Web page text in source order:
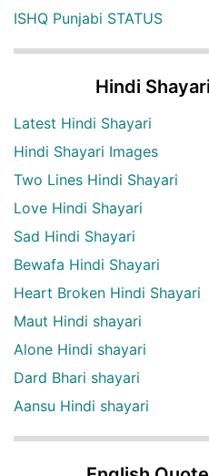
ISHQ Punjabi STATUS
Hindi
Latest Hindi Shayari
Hindi Shayari Images
Two Lines Hindi Shayari
Love Hindi Shayari
Sad Hindi Shayari
Bewafa Hindi Shayari
Heart Broken Hindi Shayari
Maut Hindi shayari
Alone Hindi shayari
Dard Bhari shayari
Aansu Hindi shayari